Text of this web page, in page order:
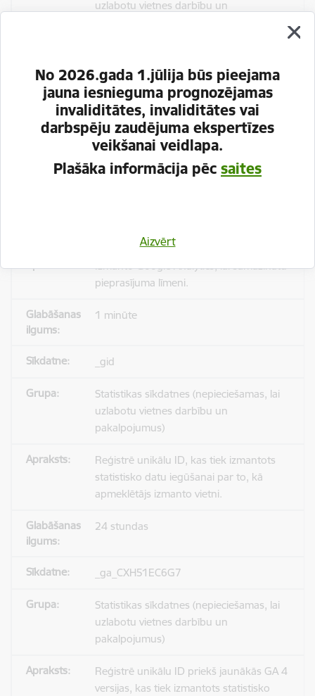
No 2026.gada 1.jūlija būs pieejama
jauna iesnieguma prognozējamas
invaliditātes, invaliditātes vai
darbspēju zaudējuma ekspertīzes
veikšanai veidlapa.
Plašāka informācija pēc saites
Aizvērt
uzlabotu vietnes darbību un
statistisko datu iegūšanai par to, kā
apmeklētājs izmanto vietni.
2 gadi
_gat
Izmanto Google Analytics, lai samazinātu
pieprasījuma līmeni.
1 minūte
_gid
Statistikas sīkdatnes (nepieciešamas, lai
uzlabotu vietnes darbību un
pakalpojumus)
Reģistrē unikālu ID, kas tiek izmantots
statistisko datu iegūšanai par to, kā
apmeklētājs izmanto vietni.
24 stundas
_ga_CXH51EC6G7
Statistikas sīkdatnes (nepieciešamas, lai
uzlabotu vietnes darbību un
pakalpojumus)
Reģistrē unikālu ID priekš jaunākās GA 4
versijas, kas tiek izmantots statistisko